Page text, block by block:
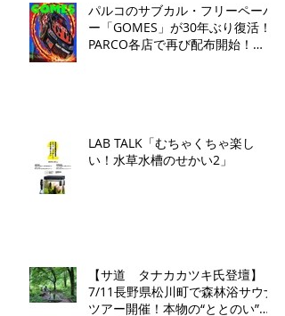
パルコのサブカル・フリーペーパ
ー「GOMES」が30年ぶり復活！
PARCO各店で再び配布開始！​
LAB TALK「むちゃくちゃ楽し
い！水草水槽のせかい2」
【サ道 タナカカツキ氏登壇】
7/11長野県松川町で森林浴サウナ
ツアー開催！本物の“ととのい”を